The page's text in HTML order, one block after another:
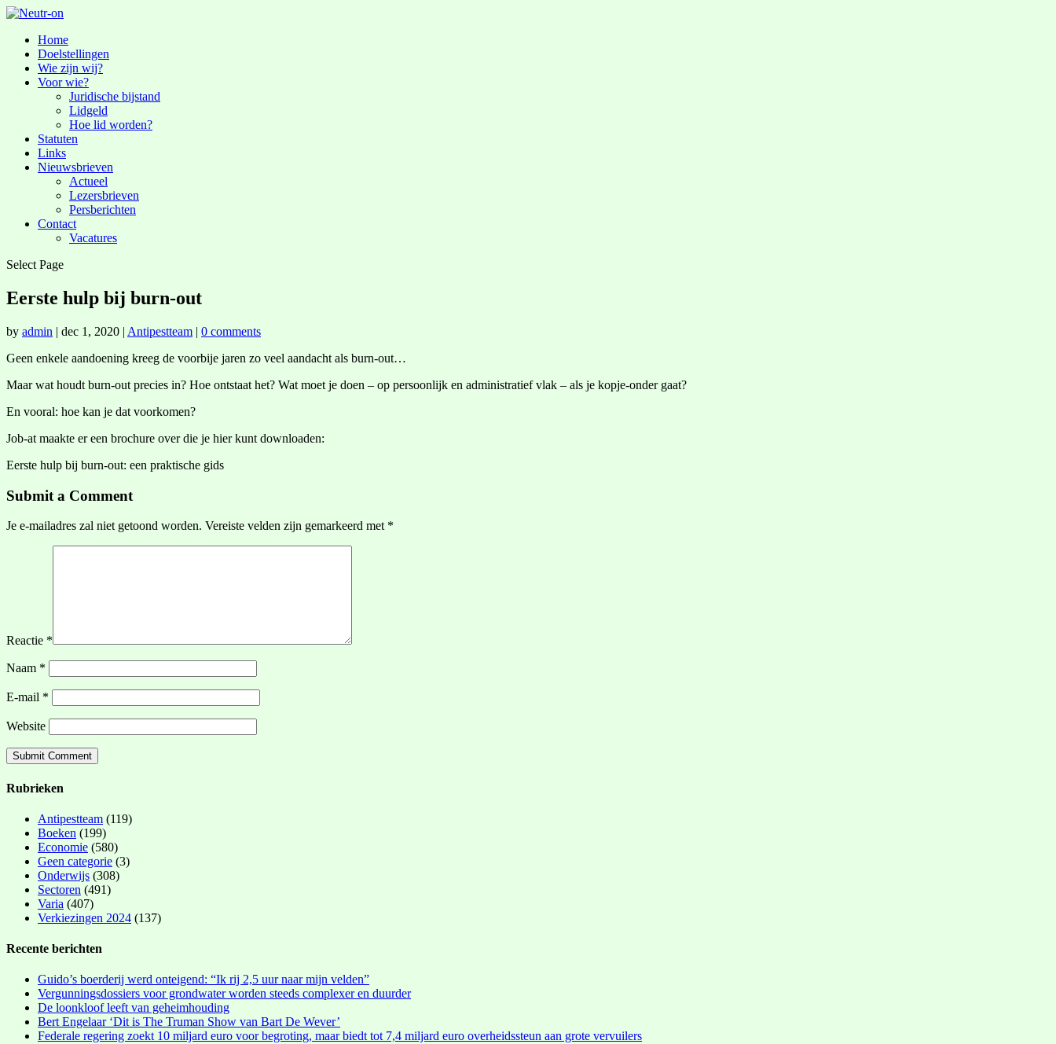
Home
Doelstellingen
Wie zijn wij?
Voor wie?
Juridische bijstand
Lidgeld
Hoe lid worden?
Statuten
Links
Nieuwsbrieven
Actueel
Lezersbrieven
Persberichten
Contact
Vacatures
Select Page
Eerste hulp bij burn-out
by admin | dec 1, 2020 | Antipestteam | 0 comments
Geen enkele aandoening kreeg de voorbije jaren zo veel aandacht als burn-out…
Maar wat houdt burn-out precies in? Hoe ontstaat het? Wat moet je doen – op persoonlijk en administratief vlak – als je kopje-onder gaat?
En vooral: hoe kan je dat voorkomen?
Job-at maakte er een brochure over die je hier kunt downloaden:
Eerste hulp bij burn-out: een praktische gids
Submit a Comment
Je e-mailadres zal niet getoond worden. Vereiste velden zijn gemarkeerd met *
Reactie *
Naam *
E-mail *
Website
Rubrieken
Antipestteam (119)
Boeken (199)
Economie (580)
Geen categorie (3)
Onderwijs (308)
Sectoren (491)
Varia (407)
Verkiezingen 2024 (137)
Recente berichten
Guido’s boerderij werd onteigend: “Ik rij 2,5 uur naar mijn velden”
Vergunningsdossiers voor grondwater worden steeds complexer en duurder
De loonkloof leeft van geheimhouding
Bert Engelaar ‘Dit is The Truman Show van Bart De Wever’
Federale regering zoekt 10 miljard euro voor begroting, maar biedt tot 7,4 miljard euro overheidssteun aan grote vervuilers